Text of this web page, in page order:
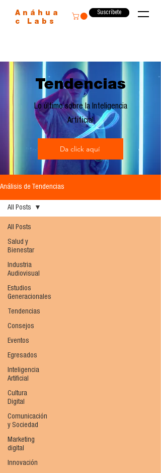
Anáhua
c Labs
Suscríbete
Tendencias
Lo último sobre la Inteligencia
Artificial
Da click aquí
Análisis de Tendencias
All Posts
Salud y
Bienestar
Industria
Audiovisual
Estudios
Generacionales
Tendencias
Consejos
Eventos
Egresados
Inteligencia
Artificial
Cultura
Digital
Comunicación
y Sociedad
Marketing
digital
Innovación
All Posts